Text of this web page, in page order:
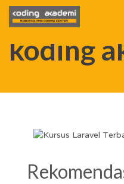
HOME KODING AKADEMI
koding